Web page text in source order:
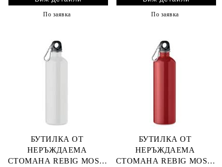
По заявка По заявка
БУТИЛКА ОТ
НЕРЪЖДАЕМА
СТОМАНА REBIG MOSS,
БУТИЛКА ОТ
НЕРЪЖДАЕМА
СТОМАНА REBIG MOSS,